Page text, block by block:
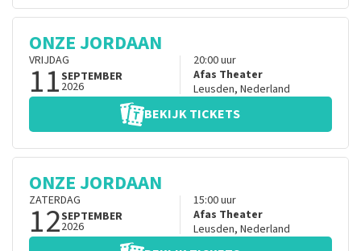
ONZE JORDAAN
VRIJDAG
11SEPTEMBER
2026
20:00uur
Afas Theater
Leusden, Nederland
BEKIJK TICKETS
ONZE JORDAAN
ZATERDAG
12SEPTEMBER
2026
15:00uur
Afas Theater
Leusden, Nederland